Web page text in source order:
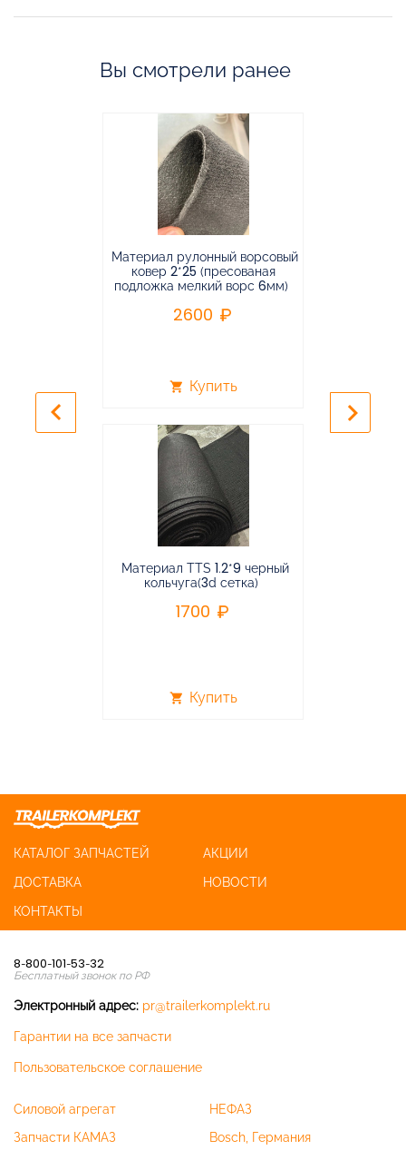
Вы смотрели ранее
Материал рулонный ворсовый
ковер 2*25 (пресованая
подложка мелкий ворс 6мм)
2600
shopping_cart Купить
Материал TTS 1.2*9 черный
кольчуга(3d сетка)
1700
shopping_cart Купить
keyboard_arrow_left keyboard_arrow_right
КАТАЛОГ ЗАПЧАСТЕЙ
АКЦИИ
ДОСТАВКА
НОВОСТИ
КОНТАКТЫ
8-800-101-53-32
Бесплатный звонок по РФ
Электронный адрес: pr@trailerkomplekt.ru
Гарантии на все запчасти
Пользовательское соглашение
Силовой агрегат
Запчасти КАМАЗ
НЕФАЗ
Bosch, Германия